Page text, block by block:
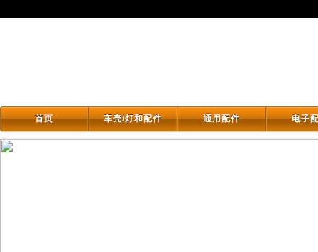
首页
首页 车壳/灯和配件
车壳/灯和配件 通用配件
通用配件 电子
电子